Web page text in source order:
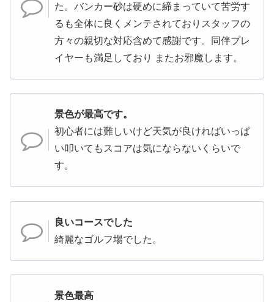
た。バンカー砂は硬めに締まっていて苦労す
るも全体に良くメンテされておりスタッフの
方々の親切な対応含めて感謝です。同伴プレ
イヤーも満足しており またお邪魔します。
景色が最高です。
初心者には難しいけど天気が良ければいっぱ
い叩いてもスコアは気にならないくらいで
す。
良いコースでした
綺麗なゴルフ場でした。
景色最高